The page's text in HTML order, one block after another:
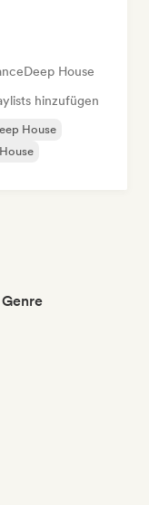
Deep House
hinzufügen
House
House